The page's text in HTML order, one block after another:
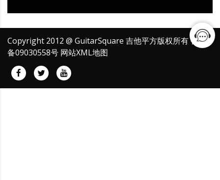
Copyright 2012 @ GuitarSquare 吉他平方版权所有鲁ICP
备09030558号 网站XML地图